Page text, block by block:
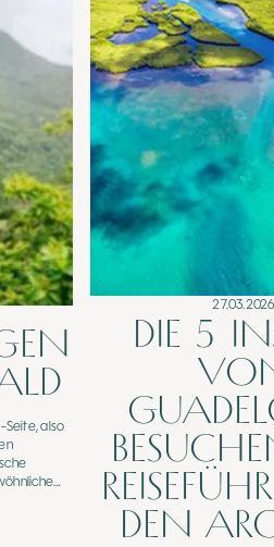
Seite, also
27.03.2026
DIE 5
DEN